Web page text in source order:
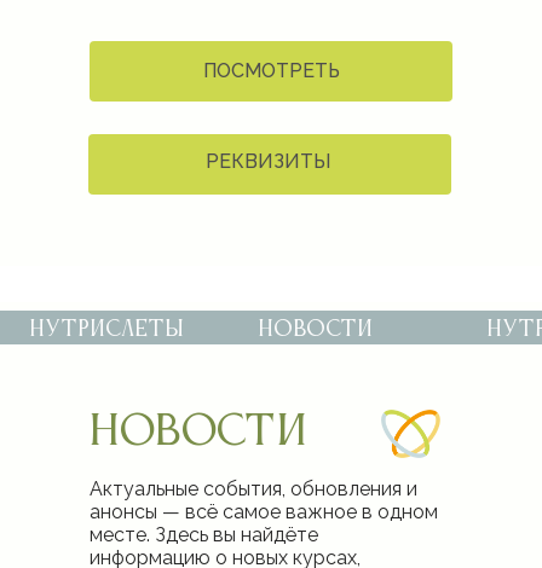
ПОСМОТРЕТЬ
РЕКВИЗИТЫ
новости
Актуальные события, обновления и
анонсы — всё самое важное в одном
месте. Здесь вы найдёте
информацию о новых курсах,